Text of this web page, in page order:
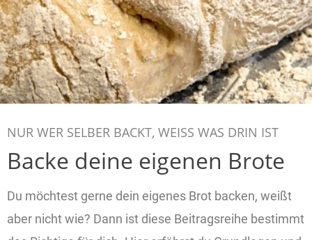
NUR WER SELBER BACKT, WEISS WAS DRIN IST
Backe deine eigenen Brote
Du möchtest gerne dein eigenes Brot backen, weißt
aber nicht wie? Dann ist diese Beitragsreihe bestimmt